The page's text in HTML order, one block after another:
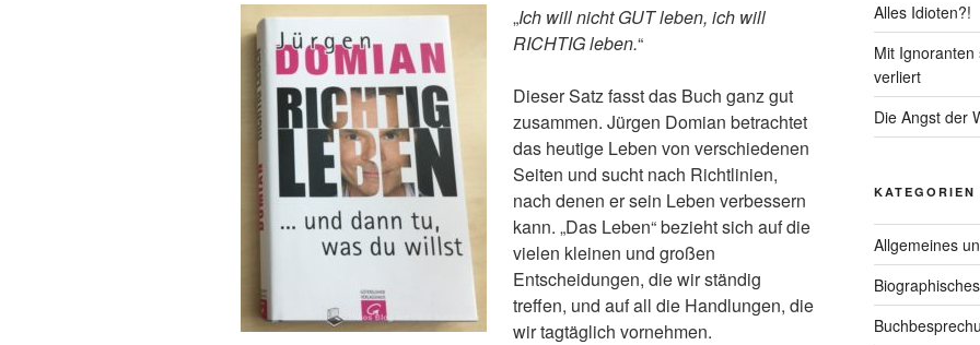
„Ich will nicht GUT leben, ich will
RICHTIG leben.“
Dieser Satz fasst das Buch ganz gut
zusammen. Jürgen Domian betrachtet
das heutige Leben von verschiedenen
Seiten und sucht nach Richtlinien,
nach denen er sein Leben verbessern
kann. „Das Leben“ bezieht sich auf die
vielen kleinen und großen
Entscheidungen, die wir ständig
treffen, und auf all die Handlungen, die
wir tagtäglich vornehmen.
Alles Idioten?!
Mit
verliert
Die Angst der
KATEGORIEN
Allgemeines
Biographisches